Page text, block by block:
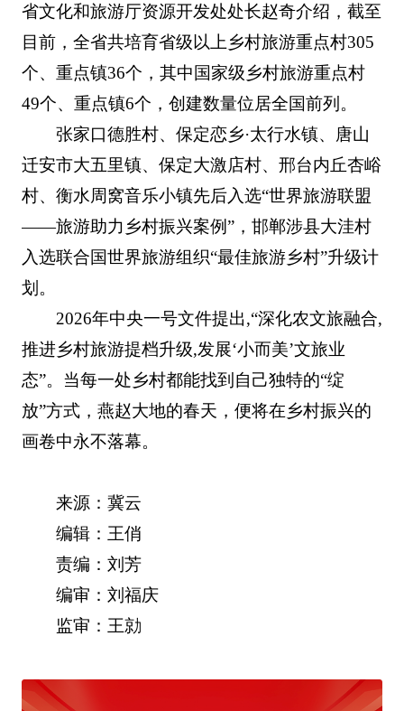
省文化和旅游厅资源开发处处长赵奇介绍，截至
目前，全省共培育省级以上乡村旅游重点村305
个、重点镇36个，其中国家级乡村旅游重点村
49个、重点镇6个，创建数量位居全国前列。
张家口德胜村、保定恋乡·太行水镇、唐山
迁安市大五里镇、保定大激店村、邢台内丘杏峪
村、衡水周窝音乐小镇先后入选“世界旅游联盟
——旅游助力乡村振兴案例”，邯郸涉县大洼村
入选联合国世界旅游组织“最佳旅游乡村”升级计
划。
2026年中央一号文件提出,“深化农文旅融合,
推进乡村旅游提档升级,发展‘小而美’文旅业
态”。当每一处乡村都能找到自己独特的“绽
放”方式，燕赵大地的春天，便将在乡村振兴的
画卷中永不落幕。
来源：冀云
编辑：王俏
责编：刘芳
编审：刘福庆
监审：王勍